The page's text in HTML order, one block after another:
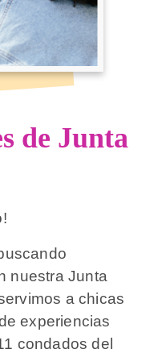
de Junta
nuestra Junta
a chicas
experiencias
condados del